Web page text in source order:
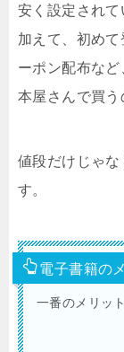
安く設定されて
加えて、初め
ーポン配布な
本屋さんで買う
値段だけじゃな
す。
電子書籍の
一番のメリッ